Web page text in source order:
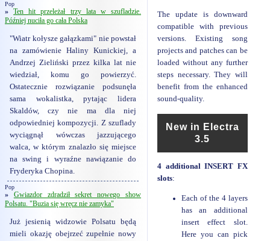
The update is downward
compatible with previous
versions. Existing song
projects and patches can be
loaded without any further
steps necessary. They will
benefit from the enhanced
sound-quality.
New in Electra
3.5
4 additional INSERT FX
slots:
Each of the 4 layers
has an additional
insert effect slot.
Here you can pick
Pop
» Ten hit przeleżał trzy lata w szufladzie.
Później nuciła go cała Polska
"Wiatr kołysze gałązkami" nie powstał
na zamówienie Haliny Kunickiej, a
Andrzej Zieliński przez kilka lat nie
wiedział, komu go powierzyć.
Ostatecznie rozwiązanie podsunęła
sama wokalistka, pytając lidera
Skaldów, czy nie ma dla niej
odpowiedniej kompozycji. Z szuflady
wyciągnął wówczas jazzującego
walca, w którym znalazło się miejsce
na swing i wyraźne nawiązanie do
Fryderyka Chopina.
Pop
»
Gwiazdor zdradził sekret nowego show
Polsatu. "Buzia się wręcz nie zamyka"
Już jesienią widzowie Polsatu będą
mieli okazję obejrzeć zupełnie nowy